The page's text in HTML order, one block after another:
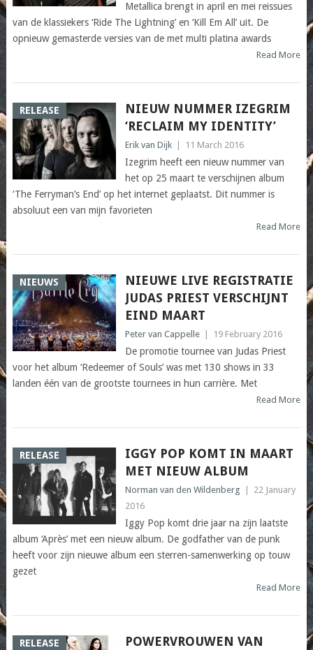
Metallica brengt in april en mei reissues
van de klassiekers ‘Ride The Lightning’ en ‘Kill Em All’ uit. De
opnieuw gemasterde versies van de met multi platina awards
Read More
RELEASE
NIEUW NUMMER IZEGRIM
‘RECLAIM MY IDENTITY’
Erik van Dijk 11 March 2016
Izegrim heeft een nieuw nummer van
het op 25 maart te verschijnen album
‘The Ferryman’s End’ op het internet geplaatst. Dit nummer is
absoluut een van mijn favorieten
Read More
NIEUWS
NIEUWE LIVE REGISTRATIE
JUDAS PRIEST VERSCHIJNT
EIND MAART
Peter van Cappelle 19 February 2016
De promotie tournee van Judas Priest
voor het album ‘Redeemer of Souls’ was met 130 shows in 33
landen één van de grootste tournees in hun carrière. Met
Read More
RELEASE
IGGY POP KOMT IN MAART
MET NIEUW ALBUM
Norman van den Wildenberg
22 January
2016
Iggy Pop komt drie jaar na zijn laatste
album ‘Après’ met een nieuw album. De godfather van de punk
heeft voor zijn nieuwe album een sterren-samenwerking op touw
gezet
Read More
RELEASE POWERVROUWEN VAN